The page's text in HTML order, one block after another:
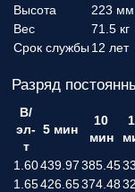
Высота
223 мм
Вес
71.5 кг
Срок службы 12 лет
Разряд
В/
эл-
т
5 мин
10
мин
1.60439.97385.45
1.65426.65374.48